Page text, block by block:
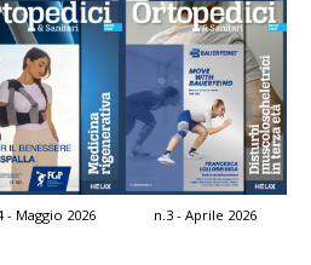
- Maggio 2026 n.3 - Aprile 2026